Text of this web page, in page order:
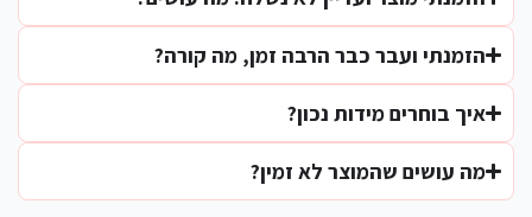
הזמנתי ועבר כבר הרבה זמן, מה קורה?
איך בוחרים מידות נכון?
מה עושים שהמוצר לא זמין?